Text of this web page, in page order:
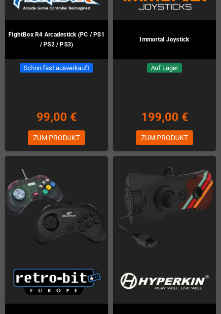
FightBox R4 Arcadestick (PC / PS1
/ PS2 / PS3)
Schon fast ausverkauft
99,00 €
ZUM PRODUKT
Immortal Joystick
Auf Lager
199,00 €
ZUM PRODUKT